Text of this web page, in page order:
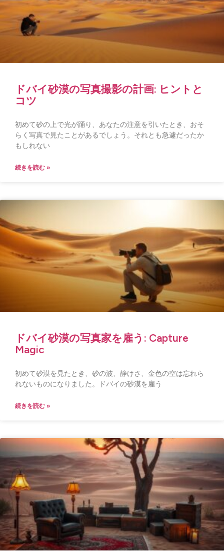
ドバイ砂漠の写真撮影の計画: ヒントと
コツ
初めて砂の上で光が踊り、あなたの注意を引いたとき、おそ
らく写真で見たことがあるでしょう。それとも急遽だったか
もしれない
続きを読む »
ドバイ砂漠の写真家を雇う: Capture
Magic
初めて砂漠を見たとき、砂の波、静けさ、金色の空は忘れら
れないものになりました。ドバイの砂漠を雇う
続きを読む »